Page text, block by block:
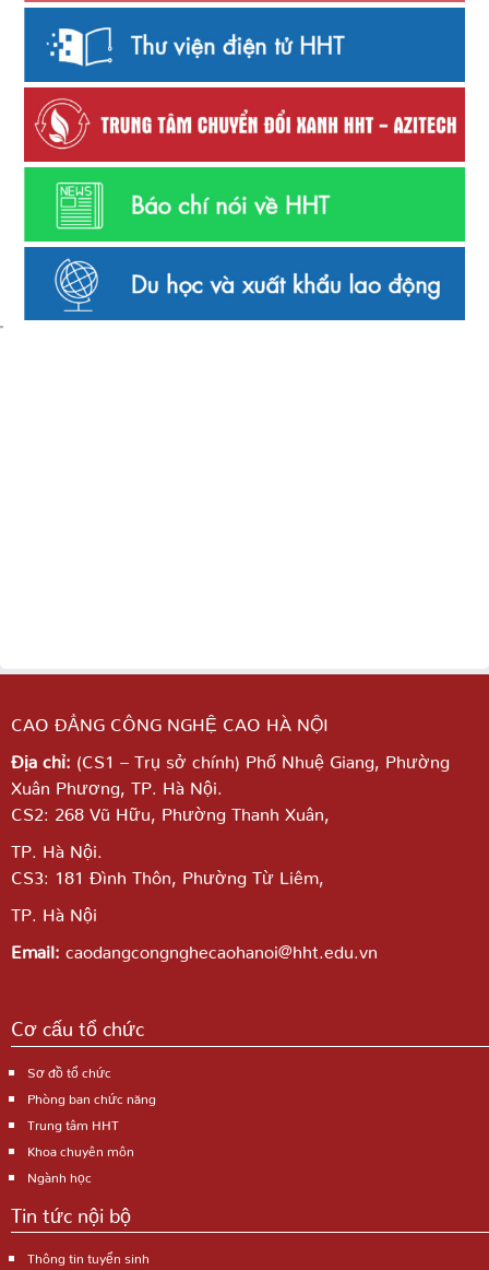
CAO ĐẲNG CÔNG NGHỆ CAO HÀ NỘI
Địa chỉ: (CS1 – Trụ sở chính) Phố Nhuệ Giang, Phường
Xuân Phương, TP. Hà Nội.
CS2: 268 Vũ Hữu, Phường Thanh Xuân,
TP. Hà Nội.
CS3: 181 Đình Thôn, Phường Từ Liêm,
TP. Hà Nội
Email: caodangcongnghecaohanoi@hht.edu.vn
Cơ cấu tổ chức
Sơ đồ tổ chức
Phòng ban chức năng
Trung tâm HHT
Khoa chuyên môn
Ngành học
Tin tức nội bộ
Thông tin tuyển sinh